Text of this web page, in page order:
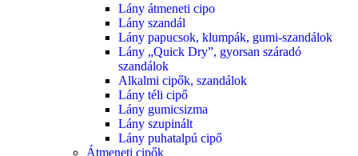
Lány átmeneti cipo
Lány szandál
Lány papucsok, klumpák, gumi-szandálok
Lány „Quick Dry”, gyorsan száradó
szandálok
Alkalmi cipők, szandálok
Lány téli cipő
Lány gumicsizma
Lány szupinált
Lány puhatalpú cipő
Átmeneti cipők